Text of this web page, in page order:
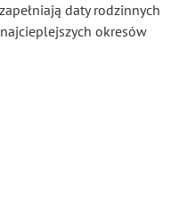
daty rodzinnych
okresów